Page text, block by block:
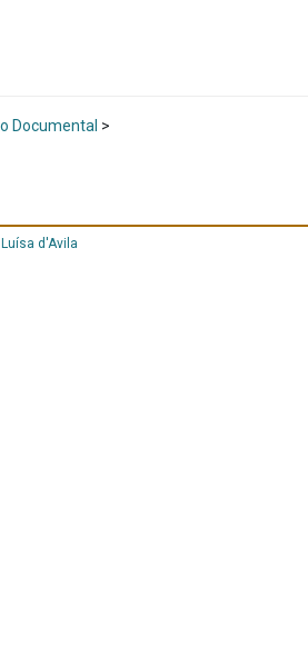
Documental >
Luísa d'Avila